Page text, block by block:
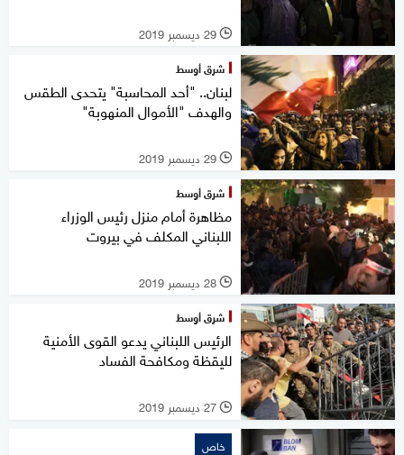
l 29 ديسمبر 2019
شرق أوسط
لبنان.. "أحد المحاسبة" يتحدى الطقس
والهدف "الأموال المنهوبة"
l 29 ديسمبر 2019
شرق أوسط
مظاهرة أمام منزل رئيس الوزراء
اللبناني المكلف في بيروت
l 28 ديسمبر 2019
شرق أوسط
الرئيس اللبناني يدعو القوى الأمنية
لليقظة ومكافحة الفساد
l 27 ديسمبر 2019
خاص